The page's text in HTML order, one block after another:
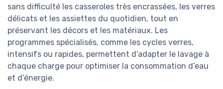
sans difficulté les casseroles très encrassées, les verres
délicats et les assiettes du quotidien, tout en
préservant les décors et les matériaux. Les
programmes spécialisés, comme les cycles verres,
intensifs ou rapides, permettent d’adapter le lavage à
chaque charge pour optimiser la consommation d’eau
et d’énergie.